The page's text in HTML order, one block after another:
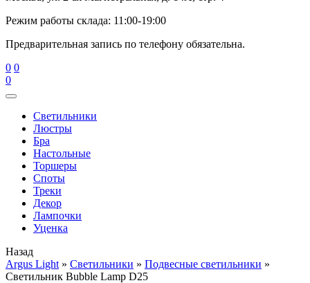
Режим работы склада: 11:00-19:00
Предварительная запись по телефону обязательна.
0 0
0
Cветильники
Люстры
Бра
Настольные
Торшеры
Споты
Треки
Декор
Лампочки
Уценка
Назад
Argus Light » Cветильники » Подвесные светильники »
Светильник Bubble Lamp D25